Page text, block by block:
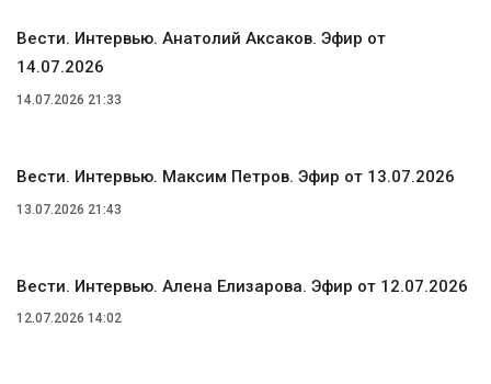
Вести. Интервью. Анатолий Аксаков. Эфир от
14.07.2026
14.07.2026 21:33
Вести. Интервью. Максим Петров. Эфир от 13.07.2026
13.07.2026 21:43
Вести. Интервью. Алена Елизарова. Эфир от 12.07.2026
12.07.2026 14:02